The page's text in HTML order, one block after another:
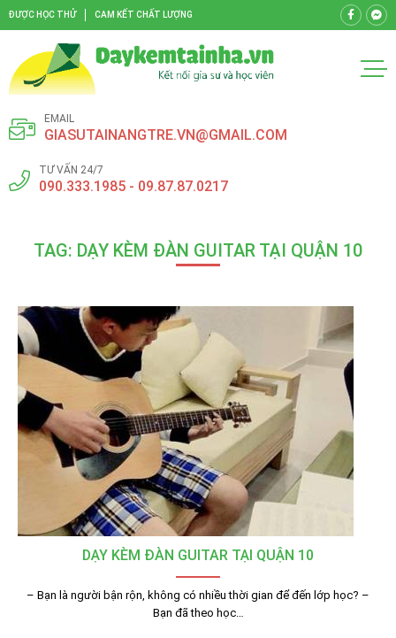
ĐƯỢC HỌC THỬ CAM KẾT CHẤT LƯỢNG
EMAIL
GIASUTAINANGTRE.VN@GMAIL.COM
TƯ VẤN 24/7
090.333.1985 - 09.87.87.0217
TAG: DẠY KÈM ĐÀN GUITAR TẠI QUẬN 10
DẠY KÈM ĐÀN GUITAR TẠI QUẬN 10
– Bạn là người bận rộn, không có nhiều thời gian để đến lớp học? –
Bạn đã theo học…